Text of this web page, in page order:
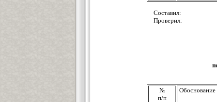
Составил:
Проверил:
№
п/п
Обоснование